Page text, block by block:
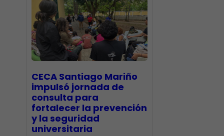
CECA Santiago Mariño
impulsó jornada de
consulta para
fortalecer la prevención
y la seguridad
universitaria